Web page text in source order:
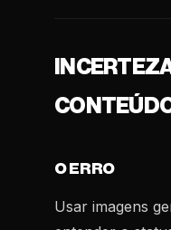
O ERRO
Usar imagens